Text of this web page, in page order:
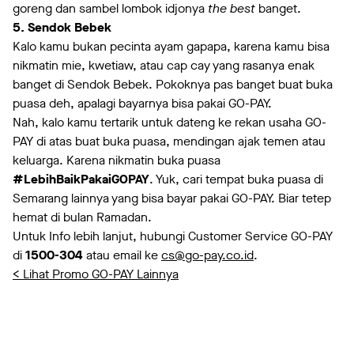
goreng dan sambel lombok idjonya the best banget.
5. Sendok Bebek
Kalo kamu bukan pecinta ayam gapapa, karena kamu bisa
nikmatin mie, kwetiaw, atau cap cay yang rasanya enak
banget di Sendok Bebek. Pokoknya pas banget buat buka
puasa deh, apalagi bayarnya bisa pakai GO-PAY.
Nah, kalo kamu tertarik untuk dateng ke rekan usaha GO-
PAY di atas buat buka puasa, mendingan ajak temen atau
keluarga. Karena nikmatin buka puasa
#LebihBaikPakaiGOPAY. Yuk, cari tempat buka puasa di
Semarang lainnya yang bisa bayar pakai GO-PAY. Biar tetep
hemat di bulan Ramadan.
Untuk Info lebih lanjut, hubungi Customer Service GO-PAY
di1500-304atau email kecs@go-pay.co.id.
< Lihat Promo GO-PAY Lainnya